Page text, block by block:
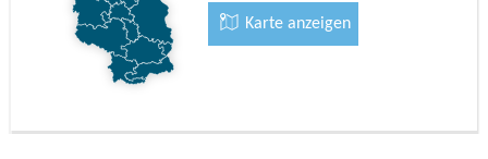
Karte anzeigen